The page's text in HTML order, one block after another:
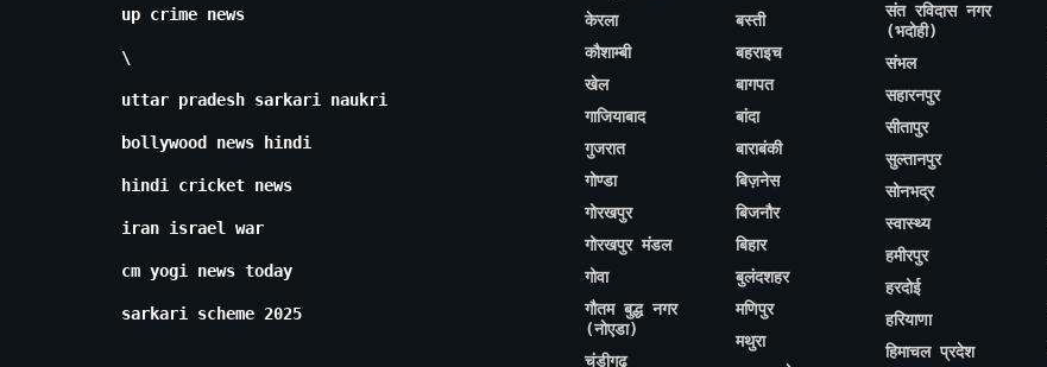
up crime news
\
uttar pradesh sarkari naukri
bollywood news hindi
hindi cricket news
iran israel war
cm yogi news today
sarkari scheme 2025
केरला
कौशाम्बी
खेल
गाजियाबाद
गुजरात
गोण्डा
गोरखपुर
गोरखपुर मंडल
गोवा
गौतम बुद्ध नगर
(नोएडा)
चंडीगढ़
बस्ती
बहराइच
बागपत
बांदा
बाराबंकी
बिज़नेस
बिजनौर
बिहार
बुलंदशहर
मणिपुर
मथुरा
संत रविदास नगर
(भदोही)
संभल
सहारनपुर
सीतापुर
सुल्तानपुर
सोनभद्र
स्वास्थ्य
हमीरपुर
हरदोई
हरियाणा
हिमाचल प्रदेश